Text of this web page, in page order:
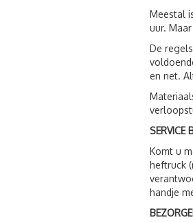
Meestal
uur.
De
en net.
SERVICE
Komt u
heftruck
handje